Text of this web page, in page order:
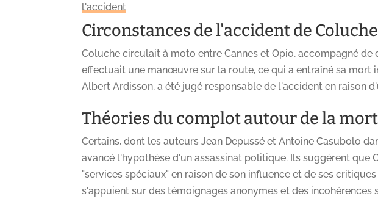
l'accident
Circonstances de l'accident de Coluche
Coluche circulait à moto entre Cannes et Opio, accompagné de
effectuait une manœuvre sur la route, ce qui a entraîné sa mort
Albert Ardisson, a été jugé responsable de l'accident en raison
Théories du complot autour de la
Certains, dont les auteurs Jean Depussé et Antoine Casubolo
avancé l'hypothèse d'un assassinat politique. Ils suggèrent que
"services spéciaux" en raison de son influence et de ses
s'appuient sur des témoignages anonymes et des incohérences